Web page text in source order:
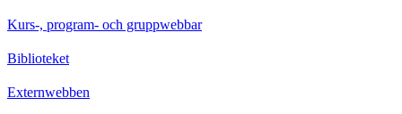
Kurs-, program- och gruppwebbar
Biblioteket
Externwebben